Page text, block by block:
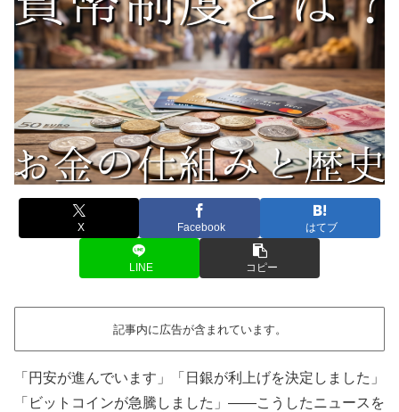
X Facebook はてブ
LINE コピー
記事内に広告が含まれています。
「円安が進んでいます」「日銀が利上げを決定しました」
「ビットコインが急騰しました」——こうしたニュースを